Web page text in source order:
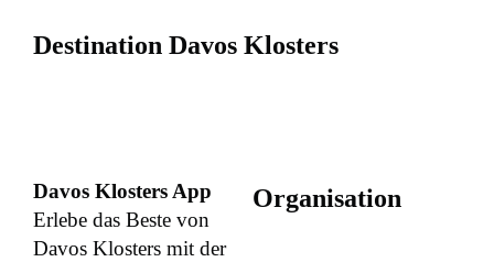
Destination Davos Klosters
Davos Klosters App
Erlebe das Beste von
Davos Klosters mit der
Organisation